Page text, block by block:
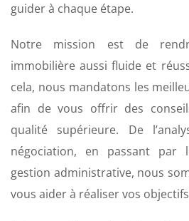
guider à chaque étape.
Notre mission est de
immobilière aussi fluide et
cela, nous mandatons les
afin de vous offrir des
qualité supérieure. De
négociation, en passant par
gestion administrative, nous
vous aider à réaliser vos